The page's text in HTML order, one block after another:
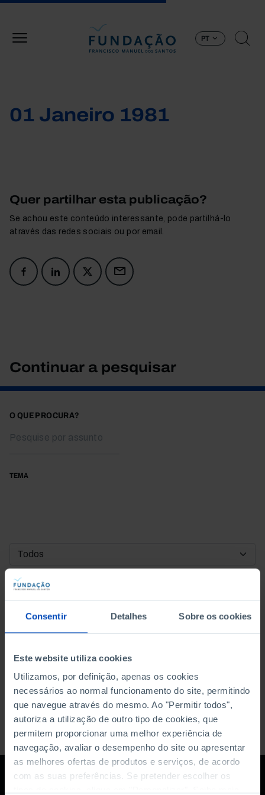
Consentir Detalhes Sobre os cookies
Este website utiliza cookies
Utilizamos, por definição, apenas os cookies
necessários ao normal funcionamento do site, permitindo
que navegue através do mesmo. Ao "Permitir todos",
autoriza a utilização de outro tipo de cookies, que
permitem proporcionar uma melhor experiência de
navegação, avaliar o desempenho do site ou apresentar
as melhores ofertas de produtos e serviços, de acordo
com as suas preferências. Se pretender escolher os
PT
01 Janeiro 1981
Quer partilhar esta publicação?
Se achou este conteúdo interessante, pode partilhá-lo
através das redes sociais ou por email.
Continuar a pesquisar
O QUE PROCURA?
TEMA
DATA DE INÍCIO
DATA DE FIM